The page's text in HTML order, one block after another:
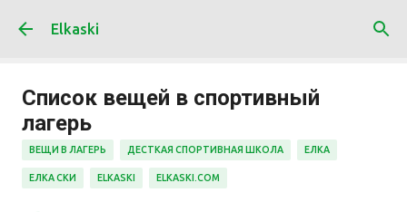
Elkaski
Список вещей в спортивный
лагерь
ВЕЩИ В ЛАГЕРЬ ДЕСТКАЯ СПОРТИВНАЯ ШКОЛА ЕЛКА
ЕЛКА СКИ ELKASKI ELKASKI.COM